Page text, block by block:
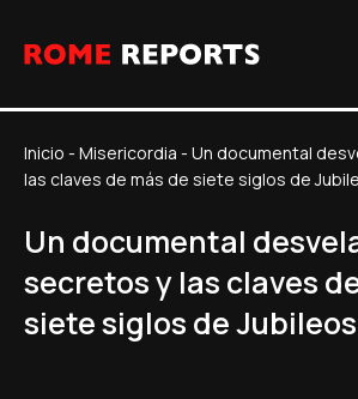
Inicio - Misericordia - Un documental
las claves de más de siete siglos de
Un documental
secretos y las claves
siete siglos de Jubileos